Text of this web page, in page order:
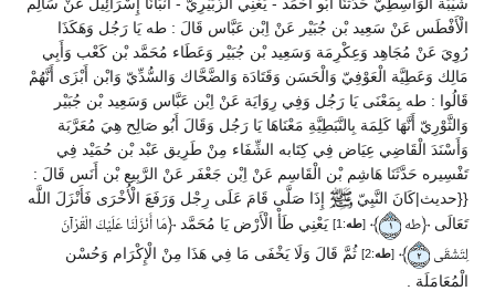
الْأَفْطَس عَنْ سَعِيد بْن جُبَيْر عَنْ اِبْن عَبَّاس قَالَ : طه يَا رَجُل وَهَكَذَا
رُوِيَ عَنْ مُجَاهِد وَعِكْرِمَة وَسَعِيد بْن جُبَيْر وَعَطَاء مُحَمَّد بْن كَعْب وَأَبِي
مَالِك وَعَطِيَّة الْعَوْفِيّ وَالْحَسَن وَقَتَادَة وَالضَّحَّاك وَالسُّدِّيّ وَابْن أَبْزَى أَنَّهُمْ
قَالُوا : طه بِمَعْنَى يَا رَجُل وَفِي رِوَايَة عَنْ اِبْن عَبَّاس وَسَعِيد بْن جُبَيْر
وَالثَّوْرِيّ أَنَّهَا كَلِمَة بِالنَّبَطِيَّةِ مَعْنَاهَا يَا رَجُل وَقَالَ أَبُو صَالِح هِيَ مُعَرَّبَة
وَأَسْنَدَ الْقَاضِي عِيَاض فِي كِتَابه الشِّفَاء مِنْ طَرِيق عَبْد بْن حُمَيْد فِي
تَفْسِيره حَدَّثَنَا هَاشِم بْن الْقَاسِم عَنْ اِبْن جَعْفَر عَنْ الرَّبِيع بْن أَنَس قَالَ :
{{حديث|كَانَ النَّبِيّ
إِذَا صَلَّى قَامَ عَلَى رِجْل وَرَفَعَ الْأُخْرَى فَأَنْزَلَ اللَّه
تَعَالَى ﴿طه ١ ﴾ [طه:1] يَعْنِي طَأْ الْأَرْض يَا مُحَمَّد ﴿مَا أَنْزَلْنَا عَلَيْكَ الْقُرْآنَ
لِتَشْقَى
٢ ﴾ [طه:2]
ثُمَّ قَالَ وَلَا يَخْفَى مَا فِي هَذَا مِنْ الْإِكْرَام وَحُسْن
الْمُعَامَلَة .